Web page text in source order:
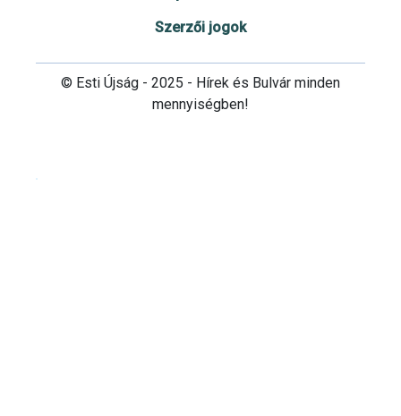
Szerzői jogok
© Esti Újság - 2025 - Hírek és Bulvár minden
mennyiségben!